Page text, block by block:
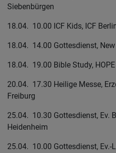
Siebenbürgen
18.04. 10.00 ICF Kids, ICF
18.04. 14.00 Gottesdienst,
18.04. 19.00 Bible Study,
20.04. 17.30 Heilige Messe,
Freiburg
25.04. 10.30 Gottesdienst, Ev.
Heidenheim
25.04. 10.00 Gottesdienst, Ev.-